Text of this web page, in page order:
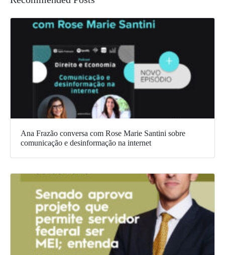
Ana Frazão conversa com Rose Marie Santini sobre
comunicação e desinformação na internet